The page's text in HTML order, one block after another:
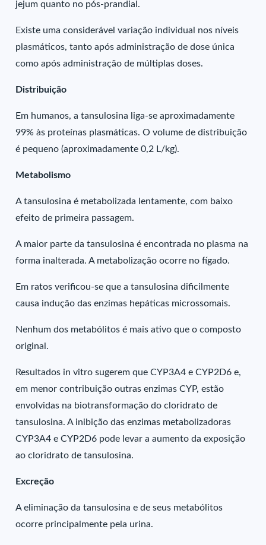
jejum quanto no pós-prandial.
Existe uma considerável variação individual nos níveis
plasmáticos, tanto após administração de dose única
como após administração de múltiplas doses.
Distribuição
Em humanos, a tansulosina liga-se aproximadamente
99% às proteínas plasmáticas. O volume de distribuição
é pequeno (aproximadamente 0,2 L/kg).
Metabolismo
A tansulosina é metabolizada lentamente, com baixo
efeito de primeira passagem.
A maior parte da tansulosina é encontrada no plasma na
forma inalterada. A metabolização ocorre no fígado.
Em ratos verificou-se que a tansulosina dificilmente
causa indução das enzimas hepáticas microssomais.
Nenhum dos metabólitos é mais ativo que o composto
original.
Resultados in vitro sugerem que CYP3A4 e CYP2D6 e,
em menor contribuição outras enzimas CYP, estão
envolvidas na biotransformação do cloridrato de
tansulosina. A inibição das enzimas metabolizadoras
CYP3A4 e CYP2D6 pode levar a aumento da exposição
ao cloridrato de tansulosina.
Excreção
A eliminação da tansulosina e de seus metabólitos
ocorre principalmente pela urina.